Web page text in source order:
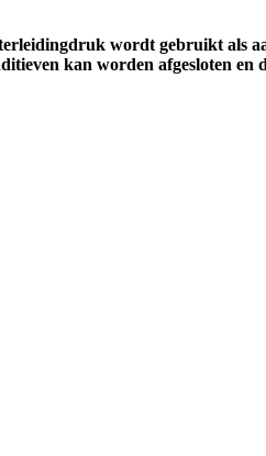
wordt gebruikt als
kan worden afgesloten en